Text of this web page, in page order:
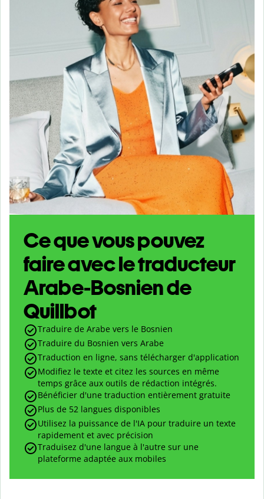
Ce que vous pouvez
faire avec le traducteur
Arabe-Bosnien de
Quillbot
Traduire de Arabe vers le Bosnien
Traduire du Bosnien vers Arabe
Traduction en ligne, sans télécharger d'application
Modifiez le texte et citez les sources en même
temps grâce aux outils de rédaction intégrés.
Bénéficier d'une traduction entièrement gratuite
Plus de 52 langues disponibles
Utilisez la puissance de l'IA pour traduire un texte
rapidement et avec précision
Traduisez d'une langue à l'autre sur une
plateforme adaptée aux mobiles